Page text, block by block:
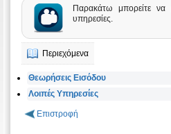
Παρακάτω μπορείτε να
υπηρεσίες.
Περιεχόμενα
Θεωρήσεις Εισόδου
Λοιπές Υπηρεσίες
Επιστροφή